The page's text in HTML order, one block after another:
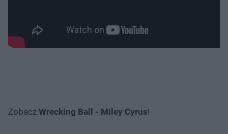
Zobacz Wrecking Ball - Miley Cyrus!